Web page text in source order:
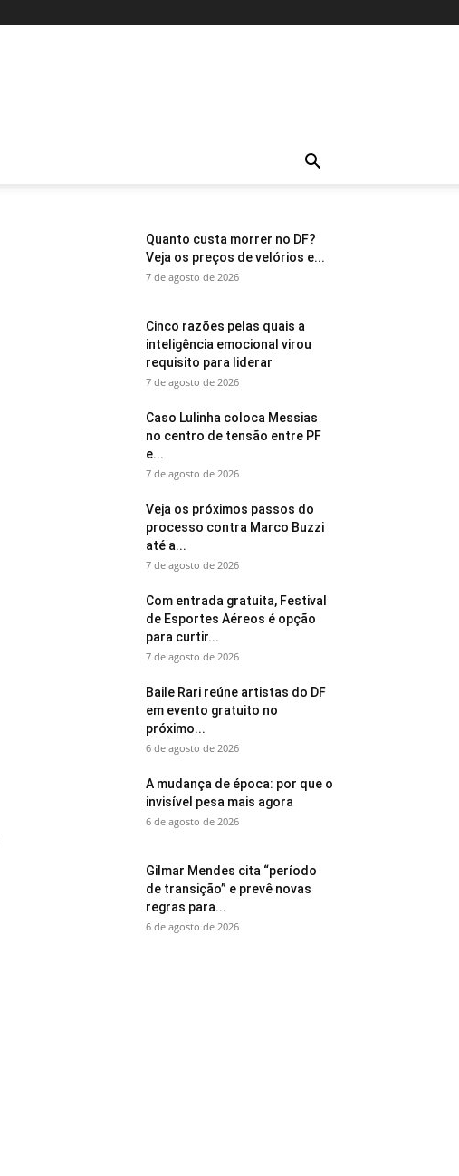
Quanto custa morrer no DF?
Veja os preços de velórios e...
7 de agosto de 2026
Cinco razões pelas quais a
inteligência emocional virou
requisito para liderar
7 de agosto de 2026
Caso Lulinha coloca Messias
no centro de tensão entre PF
e...
7 de agosto de 2026
Veja os próximos passos do
processo contra Marco Buzzi
até a...
7 de agosto de 2026
Com entrada gratuita, Festival
de Esportes Aéreos é opção
para curtir...
7 de agosto de 2026
Baile Rari reúne artistas do DF
em evento gratuito no
próximo...
6 de agosto de 2026
A mudança de época: por que o
invisível pesa mais agora
6 de agosto de 2026
Gilmar Mendes cita “período
de transição” e prevê novas
regras para...
6 de agosto de 2026